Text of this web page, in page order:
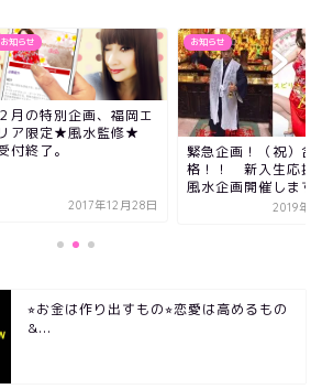
お知らせ
２月の特別企画、福岡エ
リア限定★風水監修★
付終了。
2017年12月28日
お知らせ
緊急企画！（祝）合
格！！ 新入生応援
風水企画開催します
2019年3
⭐︎お金は作り出すもの⭐︎恋愛は高めるもの
&...